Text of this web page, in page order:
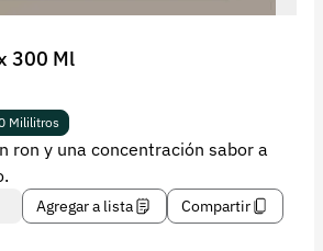
300 Ml
Mililitros
ron y una concentración sabor a
Agregar a lista Compartir